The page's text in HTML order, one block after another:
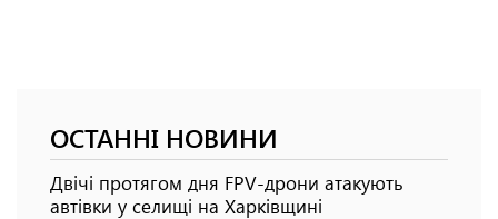
ОСТАННІ НОВИНИ
Двічі протягом дня FPV-дрони атакують
автівки у селищі на Харківщині